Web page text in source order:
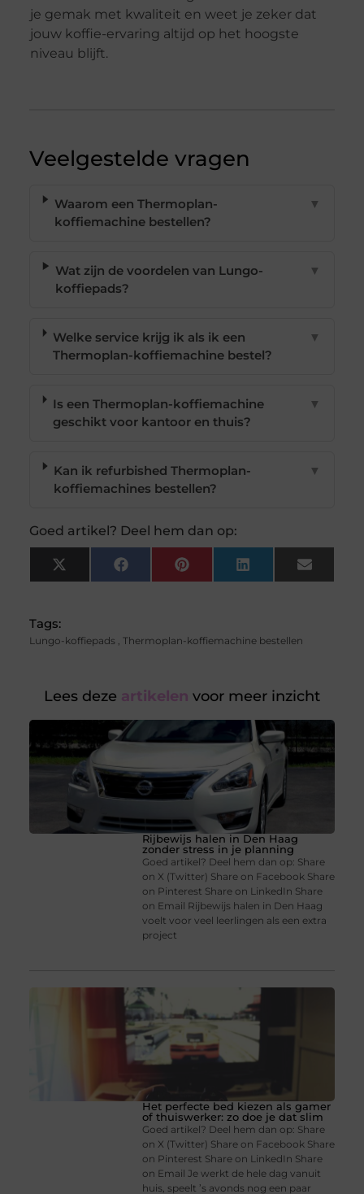
je gemak met kwaliteit en weet je zeker dat
jouw koffie-ervaring altijd op het hoogste
niveau blijft.
Veelgestelde vragen
Waarom een Thermoplan-
koffiemachine bestellen?
▼
Wat zijn de voordelen van Lungo-
koffiepads?
▼
Welke service krijg ik als ik een
Thermoplan-koffiemachine bestel?
▼
Is een Thermoplan-koffiemachine
geschikt voor kantoor en thuis?
▼
Kan ik refurbished Thermoplan-
koffiemachines bestellen?
▼
Goed artikel? Deel hem dan op:
X
(Twitter)
FacebookPinterest LinkedIn Email
Tags:
Lungo-koffiepads, Thermoplan-koffiemachine bestellen
Lees deze artikelen voor meer inzicht
Rijbewijs halen in Den Haag
zonder stress in je planning
Goed artikel? Deel hem dan op: Share
on X (Twitter) Share on Facebook Share
on Pinterest Share on LinkedIn Share
on Email Rijbewijs halen in Den Haag
voelt voor veel leerlingen als een extra
project
Het perfecte bed kiezen als gamer
of thuiswerker: zo doe je dat slim
Goed artikel? Deel hem dan op: Share
on X (Twitter) Share on Facebook Share
on Pinterest Share on LinkedIn Share
on Email Je werkt de hele dag vanuit
huis, speelt ’s avonds nog een paar